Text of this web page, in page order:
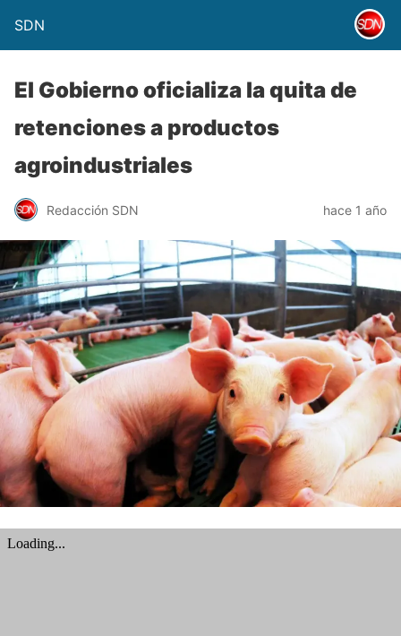
SDN
El Gobierno oficializa la quita de
retenciones a productos
agroindustriales
Redacción SDN hace 1 año